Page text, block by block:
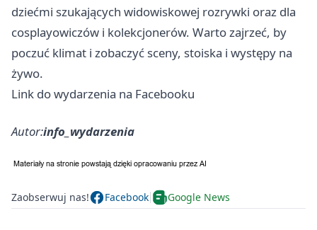
dziećmi szukających widowiskowej rozrywki oraz dla
cosplayowiczów i kolekcjonerów. Warto zajrzeć, by
poczuć klimat i zobaczyć sceny, stoiska i występy na
żywo.
Link do wydarzenia na Facebooku
Autor:info_wydarzenia
Zaobserwuj nas! Facebook Google News